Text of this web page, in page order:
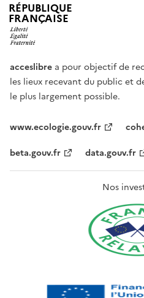
RÉPUBLIQUE
FRANÇAISE
acceslibre a pour objectif de
les lieux recevant du public et
le plus largement possible.
www.ecologie.gouv.fr
beta.gouv.fr
data.gouv.fr
Nos